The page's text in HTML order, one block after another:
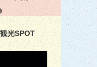
｜焼肉
光SPOT